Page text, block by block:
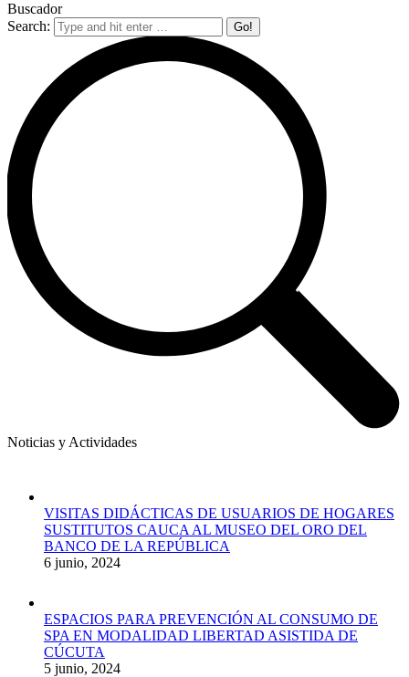
Buscador
Search:
Noticias y Actividades
VISITAS DIDÁCTICAS DE USUARIOS DE HOGARES
SUSTITUTOS CAUCA AL MUSEO DEL ORO DEL
BANCO DE LA REPÚBLICA
6 junio, 2024
ESPACIOS PARA PREVENCIÓN AL CONSUMO DE
SPA EN MODALIDAD LIBERTAD ASISTIDA DE
CÚCUTA
5 junio, 2024